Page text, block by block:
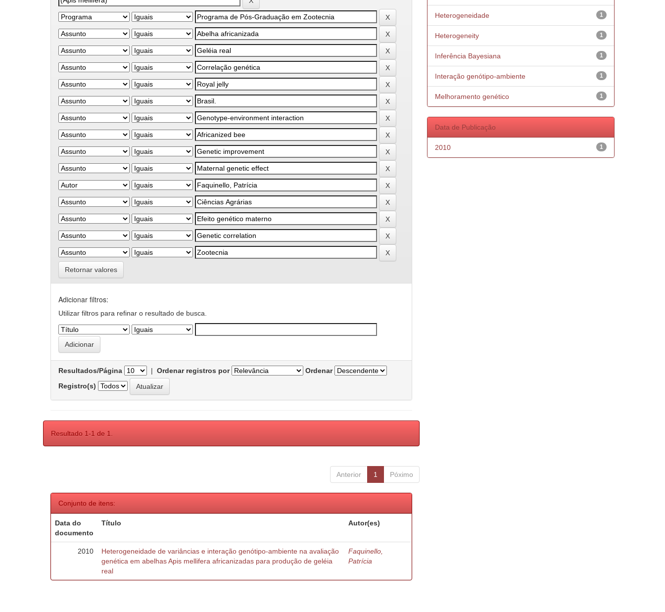
Retornar valores
Adicionar filtros:
Utilizar filtros para refinar o resultado de busca.
Resultados/Página | Ordenar registros por
Ordenar
Registro(s)
Resultado 1-1 de 1.
Anterior 1 Póximo
Conjunto de itens:
Data do
documento
Título Autor(es)
2010
Heterogeneidade de variâncias e interação genótipo-ambiente na avaliação
genética em abelhas Apis mellifera africanizadas para produção de geléia
real
Faquinello,
Patrícia
1
Heterogeneidade
1
Heterogeneity
1
Inferência Bayesiana
1
Interação genótipo-ambiente
1
Melhoramento genético
Data de Publicação
1
2010